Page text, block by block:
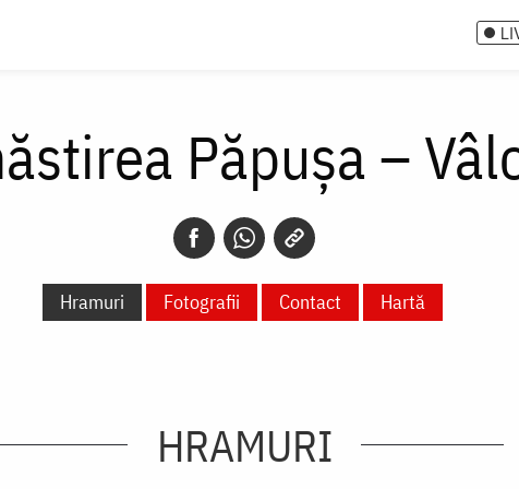
Păpușa –
Hramuri Fotografii Contact Hartă
HRAMURI